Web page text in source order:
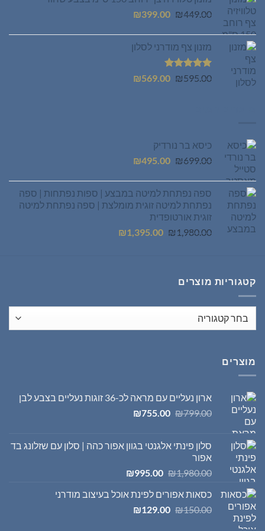
₪449.00
המחיר
היה:
₪449.00.
₪399.00
המחיר
הוא:
₪399.00.מזנון צף מודרני לסלון
דורג5.00
₪595.00
המחיר ₪569.00
המחיר
כיסא בר נורדיק
₪699.00
המחיר
היה:
₪699.00.
₪495.00
המחיר
הוא:
₪495.00.
ספה נפתחת למיטה במבצע | ספות נפתחות | ספה
נפתחת למיטה זוגית מומלצת | ספה נפתחת למיטה
זוגית אורטופדית
₪ 1,980.00
המחיר
₪1,395.00
המחיר
קטגוריות מוצרים
מוצרים
ארון נעליים עם מראה לכ-36 זוגות נעליים בצבע לבן
₪799.00
המחיר
₪799.00.
₪755.00
המחיר
₪755.00.
סלון פינתי אלגנטי בגוון אפור כהה | סלון עם שזלונג בד
אפור
₪1,980.00
המחיר
היה:
₪1,980.00.
₪995.00
המחיר
הוא:
כסאות אפורים לפינת אוכל בעיצוב מודרני
₪150.00
המחיר ₪129.00
המחיר